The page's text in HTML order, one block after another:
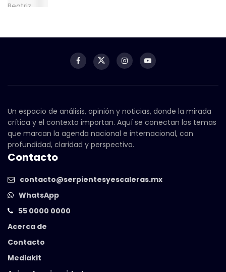
Un espacio de análisis, opinión y noticias, donde la mirada
crítica y el contexto importan. Aquí se conectan los temas
que marcan la agenda nacional e internacional, con
profundidad, claridad y perspectiva.
Contacto
contacto@serpientesyescaleras.mx
WhatsApp
55 0000 0000
Acerca de
Contacto
Mediakit